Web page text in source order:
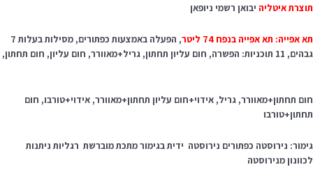
איטליהיבואן רשמי ניופאן
אפייה: תא אפייה בנפח 74 ליטר
, הפעלה באמצעות כפתורים, מסילות בעלות 7
גבהים, 11 תוכניות: הפשרה, חום עליון תחתון, גריל+מאוורר, חום עליון, חום תחתון,
תחתון+מאוורר, גריל, אידוי+חום עליון תחתון+מאוורר, אידוי+טורבו, חום
נירוסטה כפתורים נירוסטה ידית בגימור מתכת מוברשת רגליות ניתנות
מנירוסטה